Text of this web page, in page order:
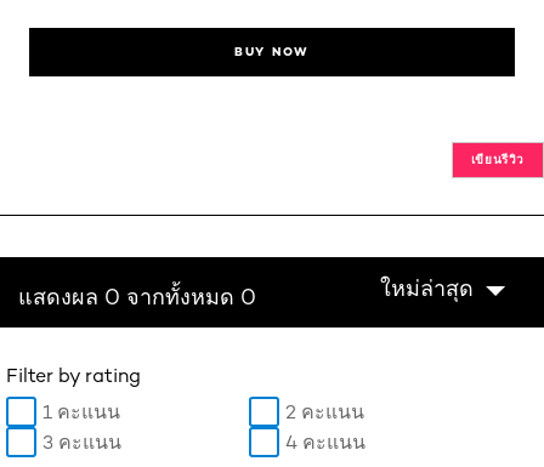
BUY NOW
เขียนรีวิว
แสดงผล 0 จากทั้งหมด 0 ใหม่ล่าสุด
Filter by rating
1 คะแนน
2 คะแนน
3 คะแนน
4 คะแนน